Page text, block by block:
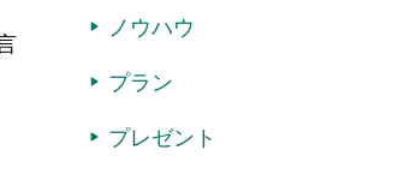
ノウハウ
プラン
プレゼント